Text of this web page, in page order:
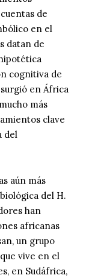
de
en el
datan de
cognitiva de
en África
más
clave
del
aún más
del H.
han
africanas
un grupo
vive en el
en Sudáfrica,